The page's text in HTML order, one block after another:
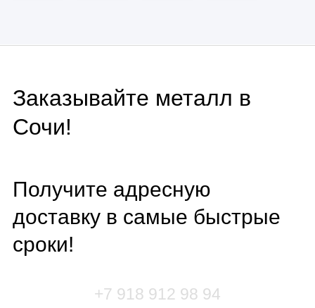
Заказывайте металл в
Сочи!
Получите адресную
доставку в самые быстрые
сроки!
+7 918 912 98 94